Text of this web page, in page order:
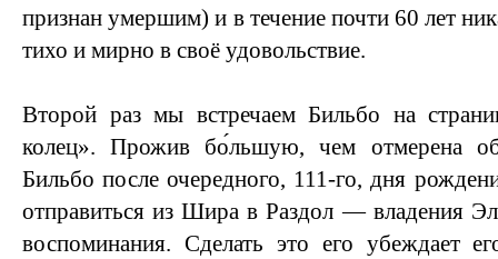
признан умершим) и в течение почти 60 лет
тихо и мирно в своё удовольствие.
Второй раз мы встречаем Бильбо на
колец». Прожив бо́льшую, чем отмерена
Бильбо после очередного, 111-го, дня
отправиться из Шира в Раздол — владения
воспоминания. Сделать это его убеждает